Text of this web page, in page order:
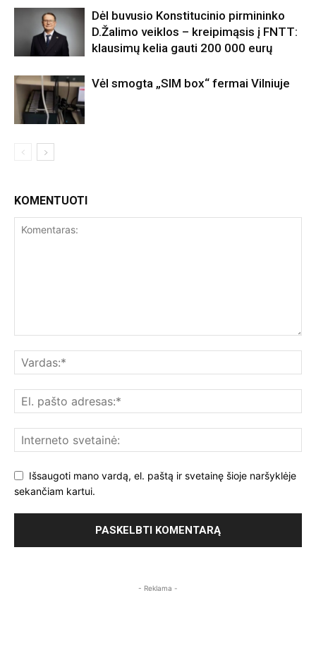
Dėl buvusio Konstitucinio pirmininko
D.Žalimo veiklos – kreipimąsis į FNTT:
klausimų kelia gauti 200 000 eurų
Vėl smogta „SIM box“ fermai Vilniuje
KOMENTUOTI
Išsaugoti mano vardą, el. paštą ir svetainę šioje naršyklėje
sekančiam kartui.
- Reklama -